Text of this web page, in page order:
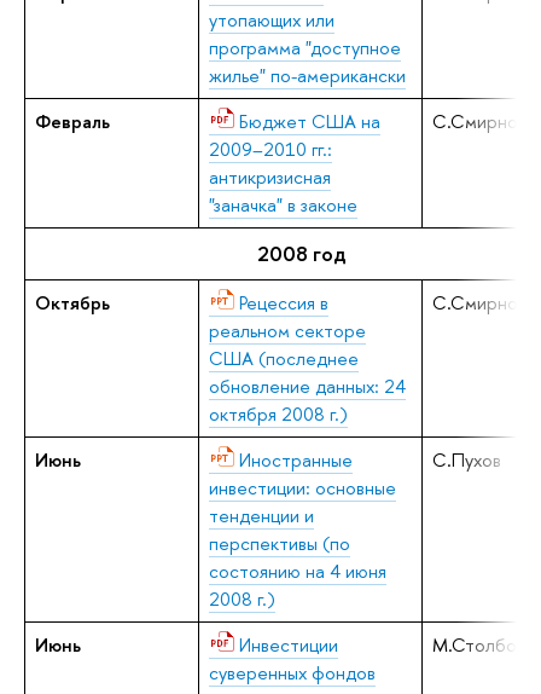
утопающих или
программа "доступное
жилье" по-американски
Февраль
Бюджет США на
2009–2010 гг.:
антикризисная
"заначка" в законе
С.Смирнов
2008 год
Октябрь
Рецессия в
реальном секторе
США (последнее
обновление данных: 24
октября 2008 г.)
С.Смирнов
Июнь
Иностранные
инвестиции: основные
тенденции и
перспективы (по
состоянию на 4 июня
2008 г.)
C.Пухов
Июнь
Инвестиции
суверенных фондов
М.Столбов